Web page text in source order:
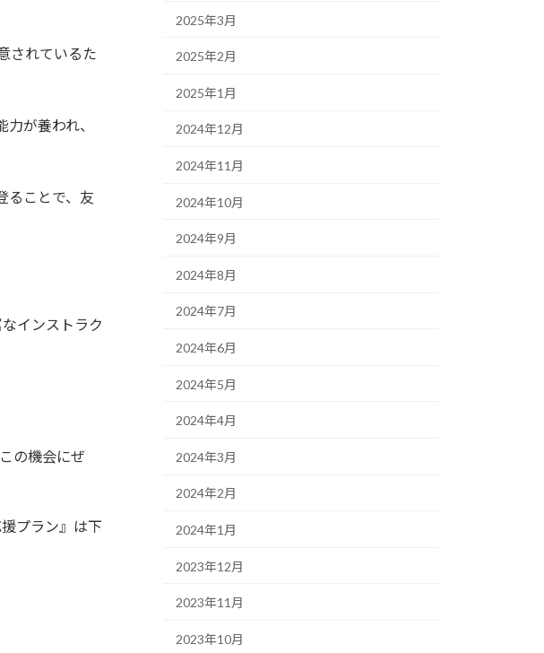
されているた
が養われ、
ることで、友
インストラク
の機会にぜ
プラン』は下
2025年3月
2025年2月
2025年1月
2024年12月
2024年11月
2024年10月
2024年9月
2024年8月
2024年7月
2024年6月
2024年5月
2024年4月
2024年3月
2024年2月
2024年1月
2023年12月
2023年11月
2023年10月